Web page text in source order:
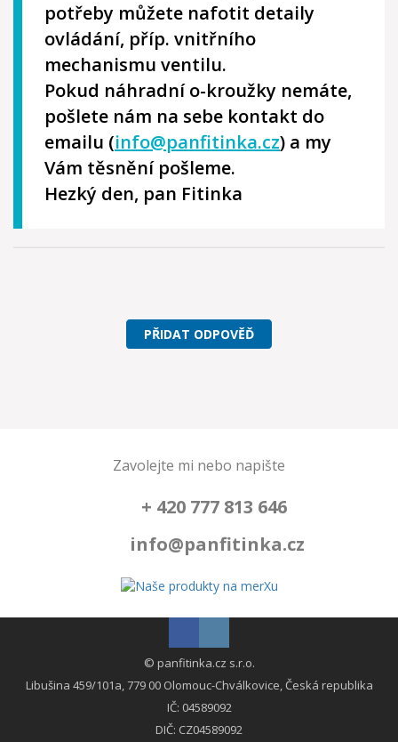
potřeby můžete nafotit detaily
ovládání, příp. vnitřního
mechanismu ventilu.
Pokud náhradní o-kroužky nemáte,
pošlete nám na sebe kontakt do
emailu (info@panfitinka.cz) a my
Vám těsnění pošleme.
Hezký den, pan Fitinka
PŘIDAT ODPOVĚĎ
Zavolejte mi nebo napište
+ 420 777 813 646
info@panfitinka.cz
© panfitinka.cz s.r.o.
Libušina 459/101a, 779 00 Olomouc-Chválkovice, Česká republika
IČ: 04589092
DIČ: CZ04589092